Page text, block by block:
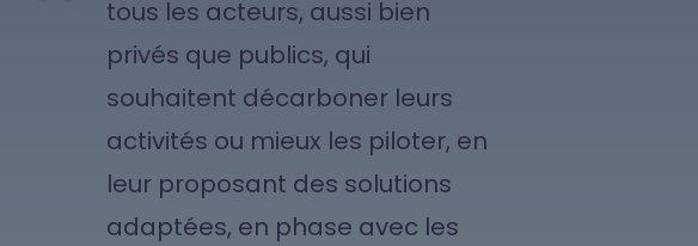
tous les acteurs, aussi bien
privés que publics, qui
souhaitent décarboner leurs
activités ou mieux les piloter, en
leur proposant des solutions
adaptées, en phase avec les